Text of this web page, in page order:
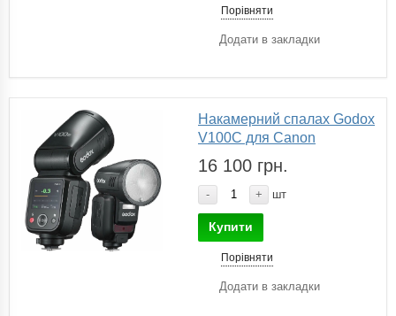
Порівняти
Додати в закладки
Накамерний спалах Godox
V100C для Canon
16 100 грн.
- + шт
Купити
Порівняти
Додати в закладки